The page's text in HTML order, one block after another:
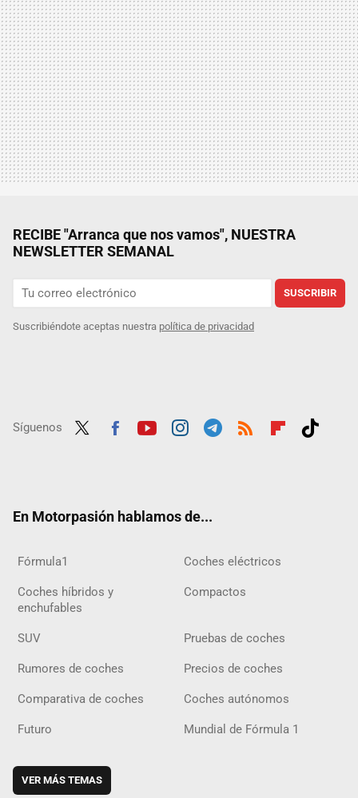
RECIBE "Arranca que nos vamos", NUESTRA
NEWSLETTER SEMANAL
SUSCRIBIR
Suscribiéndote aceptas nuestra política de privacidad
Síguenos
En Motorpasión hablamos de...
Fórmula1 Coches eléctricos
Coches híbridos y
enchufables
Compactos
SUV Pruebas de coches
Rumores de coches Precios de coches
Comparativa de coches Coches autónomos
Futuro Mundial de Fórmula 1
VER MÁS TEMAS